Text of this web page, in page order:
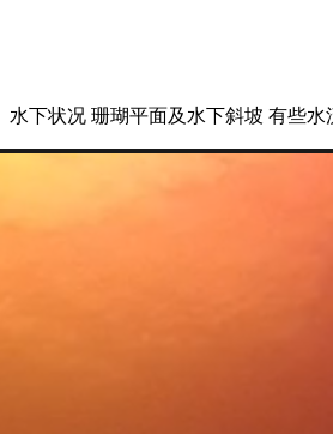
下状况 珊瑚平面及水下斜坡 有些水